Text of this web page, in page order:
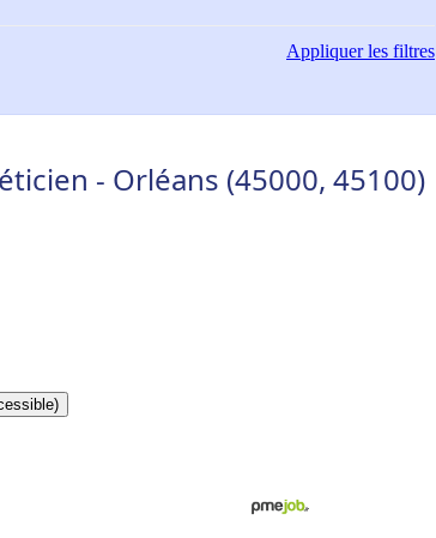
Appliquerles filtres
- Orléans (45000, 45100)